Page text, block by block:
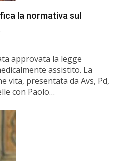
la normativa sul
approvata la legge
assistito. La
vita, presentata da Avs, Pd,
con Paolo…